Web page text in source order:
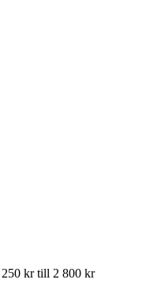
kr till 2 800 kr